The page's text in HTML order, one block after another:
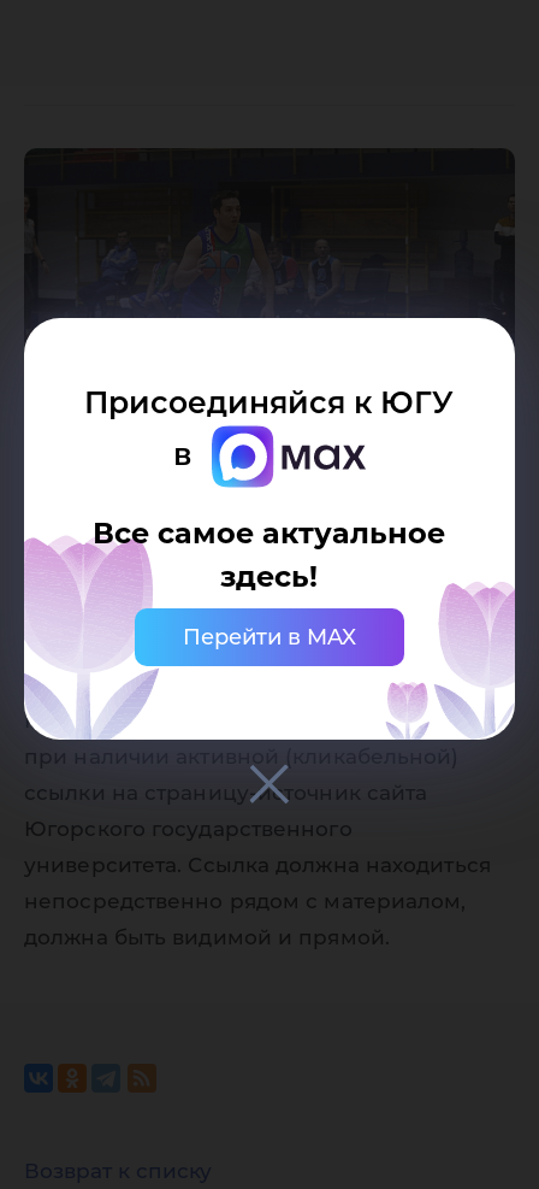
Присоединяйся к ЮГУ
в
Все самое актуальное
здесь!
Перейти в MAX
Дата публикации: 11.10.2021
Автор:
Пресс-служба Югорского
государственного университета
Разрешено копирование статей, только
при наличии активной (кликабельной)
ссылки на страницу-источник сайта
Югорского государственного
университета. Ссылка должна находиться
непосредственно рядом с материалом,
должна быть видимой и прямой.
Возврат к списку